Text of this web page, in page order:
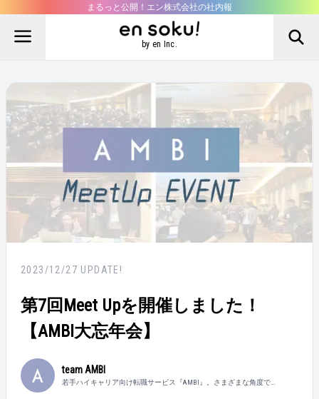
まるっと公開！エン株式会社の社内報
by en Inc.
2023/12/27 UPDATE!
第7回Meet Upを開催しました！
【AMBI大忘年会】
team AMBI
若手ハイキャリア向け転職サービス『AMBI』。さまざまな角度で